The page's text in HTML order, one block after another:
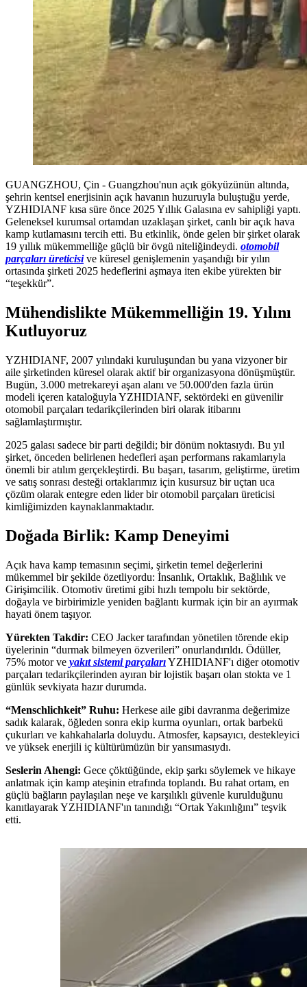
GUANGZHOU, Çin - Guangzhou'nun açık gökyüzünün altında,
şehrin kentsel enerjisinin açık havanın huzuruyla buluştuğu yerde,
YZHIDIANF kısa süre önce 2025 Yıllık Galasına ev sahipliği yaptı.
Geleneksel kurumsal ortamdan uzaklaşan şirket, canlı bir açık hava
kamp kutlamasını tercih etti. Bu etkinlik, önde gelen bir şirket olarak
19 yıllık mükemmelliğe güçlü bir övgü niteliğindeydi. otomobil
parçaları üreticisive küresel genişlemenin yaşandığı bir yılın
ortasında şirketi 2025 hedeflerini aşmaya iten ekibe yürekten bir
“teşekkür”.
Mühendislikte Mükemmelliğin 19. Yılını
Kutluyoruz
YZHIDIANF, 2007 yılındaki kuruluşundan bu yana vizyoner bir
aile şirketinden küresel olarak aktif bir organizasyona dönüşmüştür.
Bugün, 3.000 metrekareyi aşan alanı ve 50.000'den fazla ürün
modeli içeren kataloğuyla YZHIDIANF, sektördeki en güvenilir
otomobil parçaları tedarikçilerinden biri olarak itibarını
sağlamlaştırmıştır.
2025 galası sadece bir parti değildi; bir dönüm noktasıydı. Bu yıl
şirket, önceden belirlenen hedefleri aşan performans rakamlarıyla
önemli bir atılım gerçekleştirdi. Bu başarı, tasarım, geliştirme, üretim
ve satış sonrası desteği ortaklarımız için kusursuz bir uçtan uca
çözüm olarak entegre eden lider bir otomobil parçaları üreticisi
kimliğimizden kaynaklanmaktadır.
Doğada Birlik: Kamp Deneyimi
Açık hava kamp temasının seçimi, şirketin temel değerlerini
mükemmel bir şekilde özetliyordu: İnsanlık, Ortaklık, Bağlılık ve
Girişimcilik. Otomotiv üretimi gibi hızlı tempolu bir sektörde,
doğayla ve birbirimizle yeniden bağlantı kurmak için bir an ayırmak
hayati önem taşıyor.
Yürekten Takdir: CEO Jacker tarafından yönetilen törende ekip
üyelerinin “durmak bilmeyen özverileri” onurlandırıldı. Ödüller,
75% motor ve yakıt sistemi parçalarıYZHIDIANF'ı diğer otomotiv
parçaları tedarikçilerinden ayıran bir lojistik başarı olan stokta ve 1
günlük sevkiyata hazır durumda.
“Menschlichkeit” Ruhu: Herkese aile gibi davranma değerimize
sadık kalarak, öğleden sonra ekip kurma oyunları, ortak barbekü
çukurları ve kahkahalarla doluydu. Atmosfer, kapsayıcı, destekleyici
ve yüksek enerjili iç kültürümüzün bir yansımasıydı.
Seslerin Ahengi: Gece çöktüğünde, ekip şarkı söylemek ve hikaye
anlatmak için kamp ateşinin etrafında toplandı. Bu rahat ortam, en
güçlü bağların paylaşılan neşe ve karşılıklı güvenle kurulduğunu
kanıtlayarak YZHIDIANF'ın tanındığı “Ortak Yakınlığını” teşvik
etti.